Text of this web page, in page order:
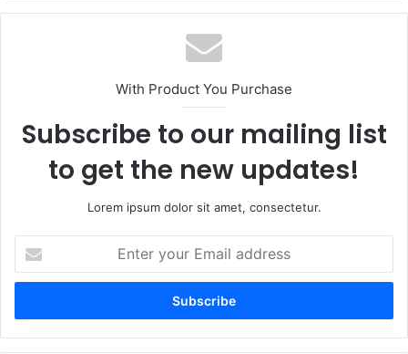
With Product You Purchase
Subscribe to our mailing list
to get the new updates!
Lorem ipsum dolor sit amet, consectetur.
your
Email